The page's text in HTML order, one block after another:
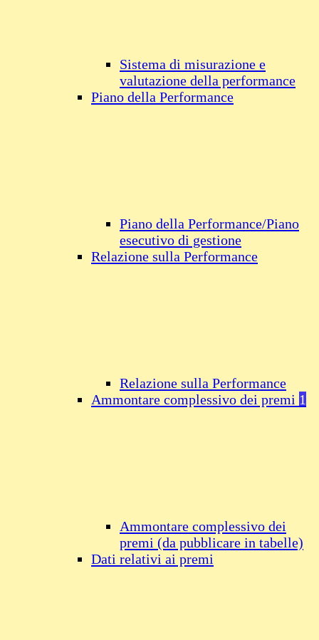
Sistema di misurazione e
valutazione della performance
Piano della Performance
Piano della Performance/Piano
esecutivo di gestione
Relazione sulla Performance
Relazione sulla Performance
Ammontare complessivo dei premi 1
Ammontare complessivo dei
premi (da pubblicare in tabelle)
Dati relativi ai premi